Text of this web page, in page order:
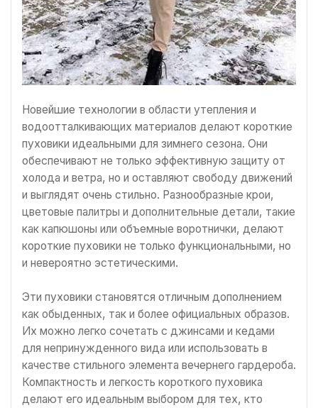
Новейшие технологии в области утепления и
водоотталкивающих материалов делают короткие
пуховики идеальными для зимнего сезона. Они
обеспечивают не только эффективную защиту от
холода и ветра, но и оставляют свободу движений
и выглядят очень стильно. Разнообразные крои,
цветовые палитры и дополнительные детали, такие
как капюшоны или объемные воротнички, делают
короткие пуховики не только функциональными, но
и невероятно эстетическими.
Эти пуховики становятся отличным дополнением
как обыденных, так и более официальных образов.
Их можно легко сочетать с джинсами и кедами
для непринужденного вида или использовать в
качестве стильного элемента вечернего гардероба.
Компактность и легкость короткого пуховика
делают его идеальным выбором для тех, кто